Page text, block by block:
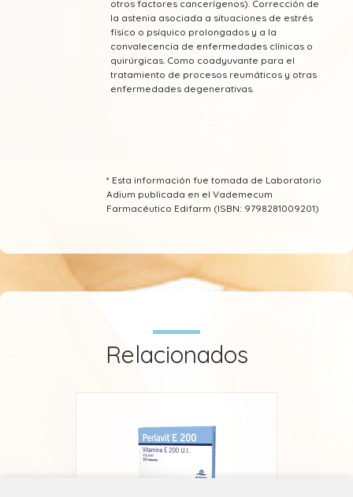
otros factores cancerígenos). Corrección de
la astenia asociada a situaciones de estrés
físico o psíquico prolongados y a la
convalecencia de enfermedades clínicas o
quirúrgicas. Como coadyuvante para el
tratamiento de procesos reumáticos y otras
enfermedades degenerativas.
* Esta información fue tomada de Laboratorio
Adium publicada en el Vademecum
Farmacéutico Edifarm (ISBN: 9798281009201)
Relacionados